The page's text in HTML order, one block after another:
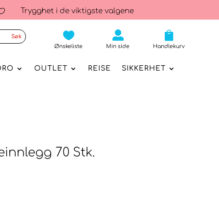
Trygghet i de viktigste valgene

Ønskeliste

Min side

Handlekurv
OUTLET REISE
SIKKERHET
70 Stk.